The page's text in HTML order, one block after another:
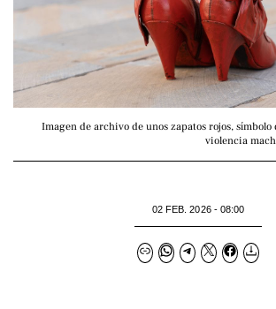
Imagen de archivo de unos zapatos rojos,
violencia
02 FEB. 2026 - 08:00